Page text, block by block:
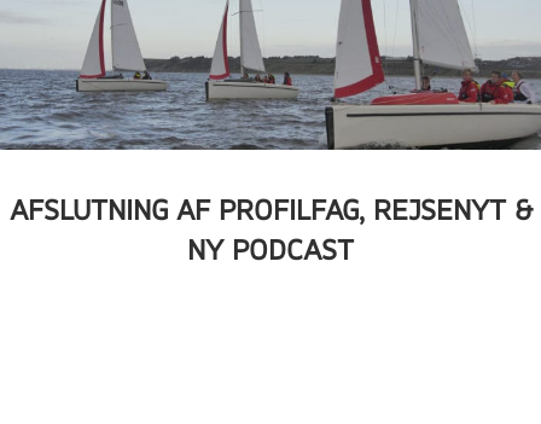
AFSLUTNING AF PROFILFAG, REJSENYT &
NY PODCAST